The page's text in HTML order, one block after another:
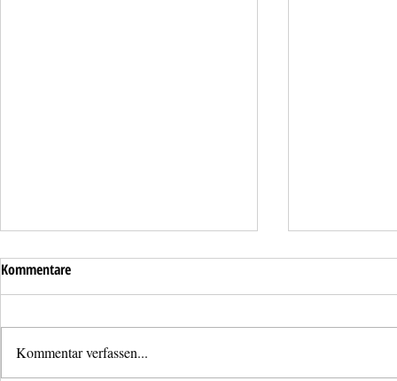
Kommentare
Kommentar verfassen...